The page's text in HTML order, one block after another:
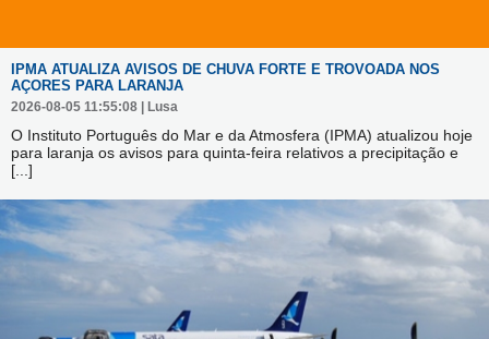
IPMA ATUALIZA AVISOS DE CHUVA FORTE E TROVOADA NOS
AÇORES PARA LARANJA
2026-08-05 11:55:08 | Lusa
O Instituto Português do Mar e da Atmosfera (IPMA) atualizou hoje
para laranja os avisos para quinta-feira relativos a precipitação e
[...]